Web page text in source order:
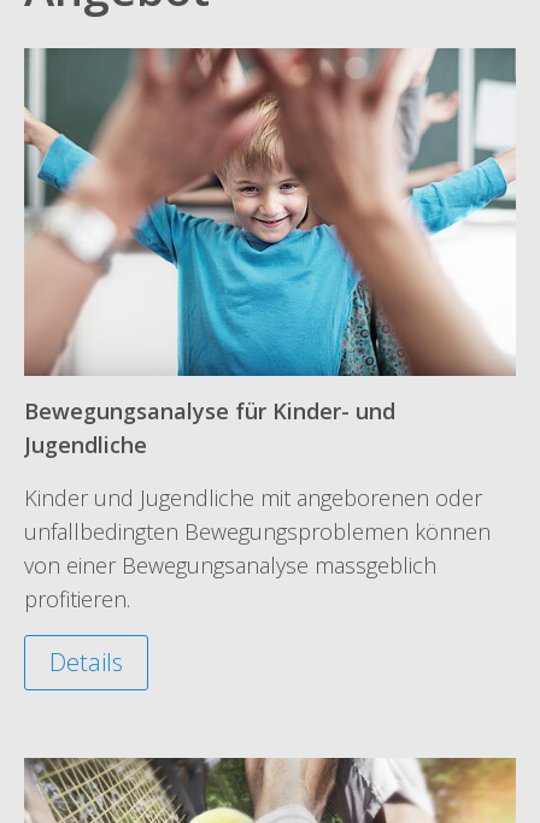
Bewegungsanalyse für Kinder- und
Jugendliche
Kinder und Jugendliche mit angeborenen oder
unfallbedingten Bewegungsproblemen können
von einer Bewegungsanalyse massgeblich
profitieren.
Details